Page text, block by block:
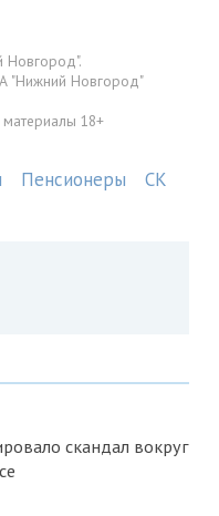
"Нижний Новгород"
18+
Пенсионеры СК
скандал вокруг